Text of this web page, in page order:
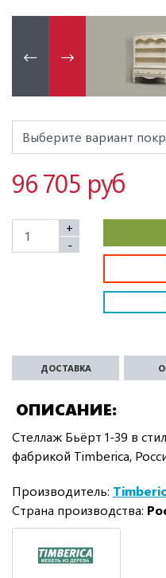
96 705 руб
+
-
ОПИСАНИЕ
ДОСТАВКА
Стеллаж Бьёрт 1-39 в
фабрикой Timberica,
Производитель:
Страна производства: